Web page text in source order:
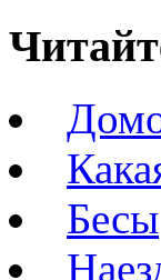
Бесы